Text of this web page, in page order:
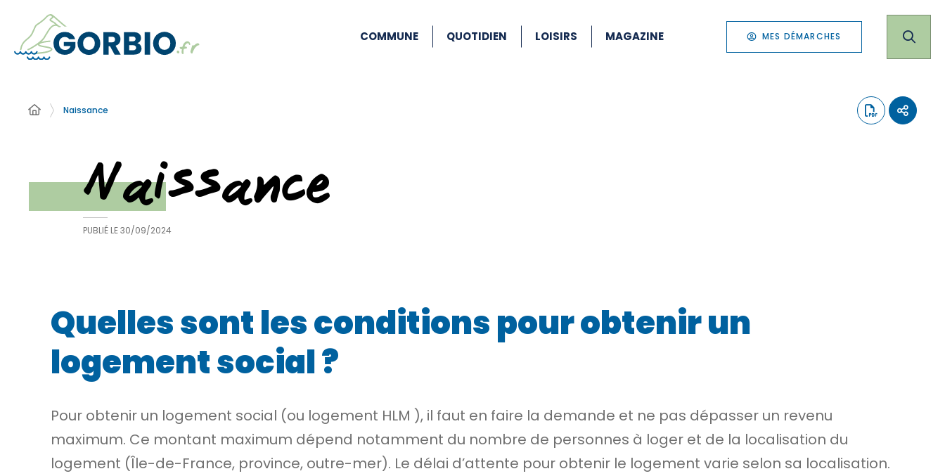
COMMUNE QUOTIDIEN LOISIRS MAGAZINE MES DÉMARCHES
Naissance
Naissance
PUBLIÉ LE30/09/2024
Quelles sont les conditions pour obtenir un
logement social ?
Pour obtenir un logement social (ou logement HLM ), il faut en faire la demande et ne pas dépasser un revenu
maximum. Ce montant maximum dépend notamment du nombre de personnes à loger et de la localisation du
logement (Île-de-France, province, outre-mer). Le délai d’attente pour obtenir le logement varie selon sa localisation.